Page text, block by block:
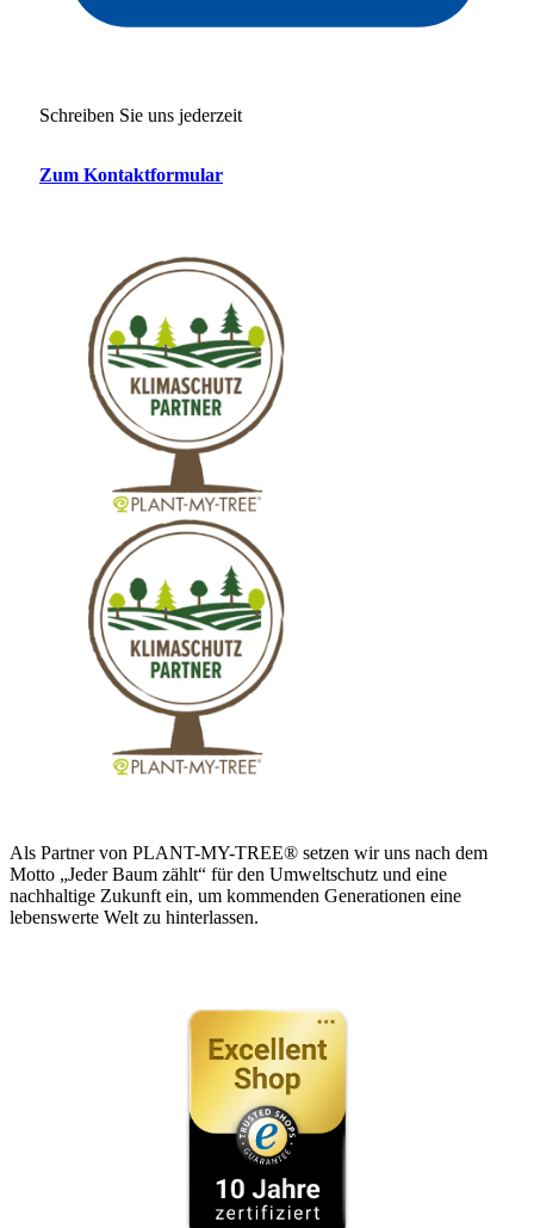
Schreiben Sie uns jederzeit
Zum Kontaktformular
Als Partner von PLANT-MY-TREE® setzen wir uns nach dem
Motto „Jeder Baum zählt“ für den Umweltschutz und eine
nachhaltige Zukunft ein, um kommenden Generationen eine
lebenswerte Welt zu hinterlassen.